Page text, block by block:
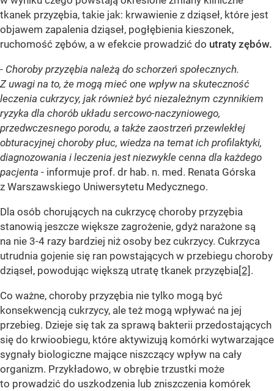
tkanek przyzębia, takie jak: krwawienie z dziąseł, które jest
objawem zapalenia dziąseł, pogłębienia kieszonek,
ruchomość zębów, a w efekcie prowadzić do utraty zębów.
- Choroby przyzębia należą do schorzeń społecznych.
Z uwagi na to, że mogą mieć one wpływ na skuteczność
leczenia cukrzycy, jak również być niezależnym czynnikiem
ryzyka dla chorób układu sercowo-naczyniowego,
przedwczesnego porodu, a także zaostrzeń przewlekłej
obturacyjnej choroby płuc, wiedza na temat ich profilaktyki,
diagnozowania i leczenia jest niezwykle cenna dla każdego
pacjenta - informuje prof. dr hab. n. med. Renata Górska
z Warszawskiego Uniwersytetu Medycznego.
Dla osób chorujących na cukrzycę choroby przyzębia
stanowią jeszcze większe zagrożenie, gdyż narażone są
na nie 3-4 razy bardziej niż osoby bez cukrzycy. Cukrzyca
utrudnia gojenie się ran powstających w przebiegu choroby
dziąseł, powodując większą utratę tkanek przyzębia[2] .
Co ważne, choroby przyzębia nie tylko mogą być
konsekwencją cukrzycy, ale też mogą wpływać na jej
przebieg. Dzieje się tak za sprawą bakterii przedostających
się do krwioobiegu, które aktywizują komórki wytwarzające
sygnały biologiczne mające niszczący wpływ na cały
organizm. Przykładowo, w obrębie trzustki może
to prowadzić do uszkodzenia lub zniszczenia komórek